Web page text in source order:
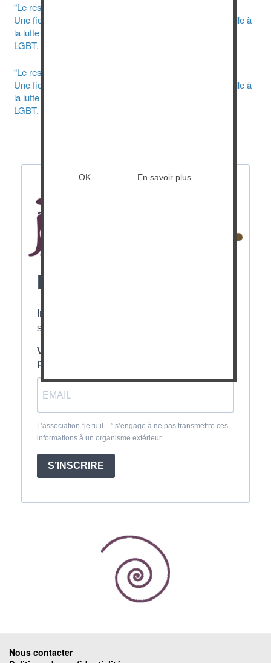
OK En savoir plus...
“Le respect des droits des personnes intersexes.”
Une fiche pratique éditée par la délégation interministérielle à
la lutte contre le racisme, l’antisémitisme et la haine anti-
LGBT.
“Le respect des droits des personnes trans.”
Une fiche pratique éditée par la délégation interministérielle à
la lutte contre le racisme, l’antisémitisme et la haine anti-
LGBT.
Newsletter
Inscrivez-vous pour suivre notre actualité et
soutenir notre action
Veuillez renseigner votre adresse email
pour vous inscrire
L’association “je.tu.il…” s’engage à ne pas transmettre ces
informations à un organisme extérieur.
S’INSCRIRE
Nous contacter